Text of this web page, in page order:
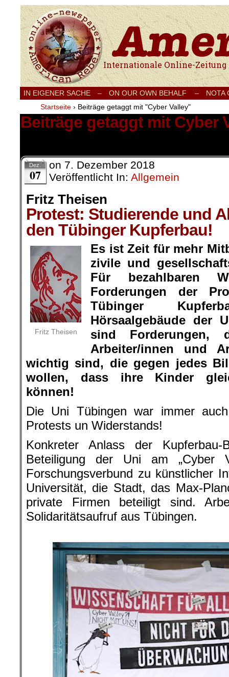
Internationale Onlinezeitung für Frieden,
IN EIGENER SACHE – ON OUR OWN BEHALF –
NOTA
Startseite › Beiträge getaggt mit "Cyber Valley"
Beiträge getaggt mit Cyber
Dez.
07
on 7. Dezember 2018
Veröffentlicht In: Allgemein
Fritz Theisen
Protest: Studierende und
den Tübinger Kupferbau!
Fritz Theisen
Es ist Zeit für mehr
zivile und
Für bezahlbaren
Forderungen der
Tübinger
Hörsaalgebäude der
sind Forderungen,
Arbeiter/innen und
wichtig sind, die gegen jedes
wollen, dass ihre Kinder
können!
Die Uni Tübingen war immer
Protests un Widerstands!
Konkreter Anlass der
Beteiligung der Uni am „Cyber
Forschungsverbund zu künstlicher
Universität, die Stadt, das Max-
private Firmen beteiligt sind.
Solidaritätsaufruf aus Tübingen.